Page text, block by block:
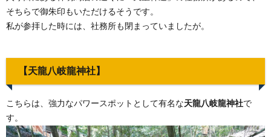
そちらで御朱印もいただけるそうです。
私が参拝した時には、社務所も閉まっていましたが。
【天龍八岐龍神社】
こちらは、強力なパワースポットとして有名な天龍八岐龍神社で
す。